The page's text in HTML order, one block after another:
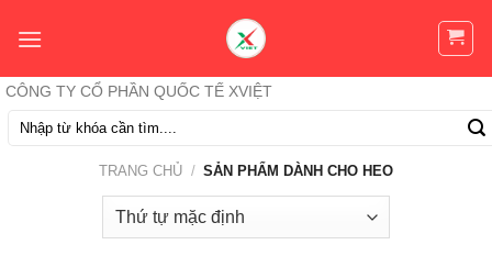
CÔNG TY CỔ PHẦN QUỐC TẾ XVIỆT
Tìm
kiếm:
TRANG CHỦ / SẢN PHẨM DÀNH CHO HEO